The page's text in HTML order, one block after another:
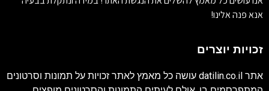
אנא פנה אלינו!
זכויות יוצרים
אתר datilin.co.il עושה כל מאמץ לאתר זכויות על תמונות וסרטונים